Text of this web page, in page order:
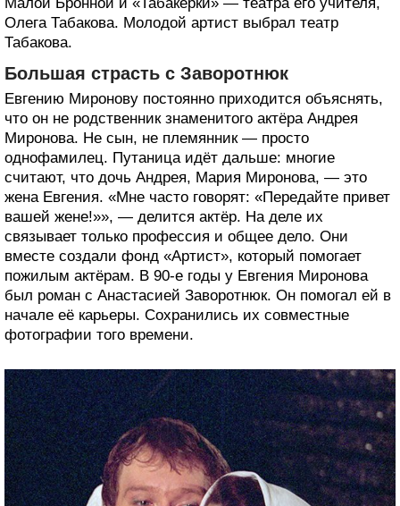
Олега Табакова. Молодой артист выбрал театр
Табакова.
Большая страсть с Заворотнюк
Евгению Миронову постоянно приходится объяснять,
что он не родственник знаменитого актёра Андрея
Миронова. Не сын, не племянник — просто
однофамилец. Путаница идёт дальше: многие
считают, что дочь Андрея, Мария Миронова, — это
жена Евгения. «Мне часто говорят: «Передайте привет
вашей жене!»», — делится актёр. На деле их
связывает только профессия и общее дело. Они
вместе создали фонд «Артист», который помогает
пожилым актёрам. В 90-е годы у Евгения Миронова
был роман с Анастасией Заворотнюк. Он помогал ей в
начале её карьеры. Сохранились их совместные
фотографии того времени.